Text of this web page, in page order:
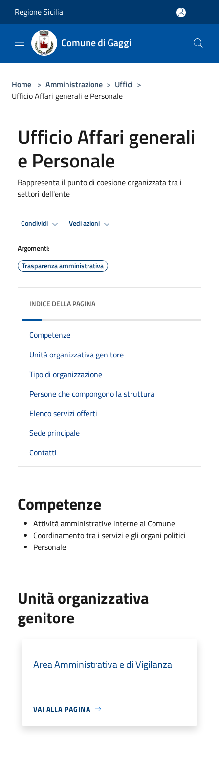
Regione Sicilia
Comune di Gaggi
Home > Amministrazione > Uffici >
Ufficio Affari generali e Personale
Ufficio Affari generali
e Personale
Rappresenta il punto di coesione organizzata tra i
settori dell'ente
Condividi Vedi azioni
Argomenti:
Trasparenza amministrativa
INDICE DELLA PAGINA
Competenze
Unità organizzativa genitore
Tipo di organizzazione
Persone che compongono la struttura
Elenco servizi offerti
Sede principale
Contatti
Competenze
Attività amministrative interne al Comune
Coordinamento tra i servizi e gli organi politici
Personale
Unità organizzativa
genitore
Area Amministrativa e di Vigilanza
VAI ALLA PAGINA